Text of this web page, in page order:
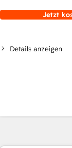
Jetzt
Details anzeigen